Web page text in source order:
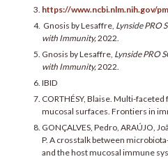
https://www.ncbi.nlm.nih.gov/
Gnosis by Lesaffre, Lynside PRO
with Immunity,2022.
Gnosis by Lesaffre, Lynside PRO
with Immunity,2022.
IBID
CORTHÉSY, Blaise. Multi-
mucosal surfaces. Frontiers in
GONÇALVES, Pedro, ARAÚJO,
P. A crosstalk between
and the host mucosal immune